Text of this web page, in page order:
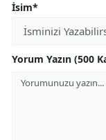
İsim*
Yorum Yazın (500